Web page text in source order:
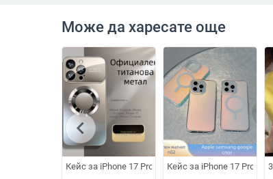
Може да харесате още
Кейс за iPhone 17 Pro Max с магнит и матово
Кейс за iPhone 17 Pro с
chevron_left